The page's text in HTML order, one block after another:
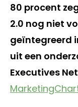
80 procent
2.0 nog niet
geïntegreerd
uit een
Executives